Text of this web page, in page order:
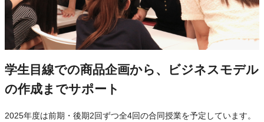
学生目線での商品企画から、ビジネスモデル
の作成までサポート
2025年度は前期・後期2回ずつ全4回の合同授業を予定しています。